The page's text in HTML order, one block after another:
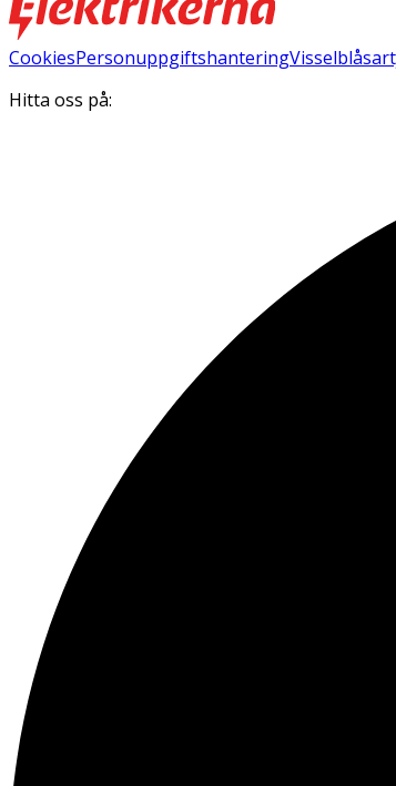
CookiesPersonuppgiftshantering
Hitta oss på: